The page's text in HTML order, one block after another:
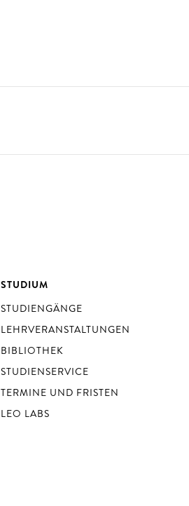
STUDIUM
STUDIENGÄNGE
LEHRVERANSTALTUNGEN
BIBLIOTHEK
STUDIENSERVICE
TERMINE UND FRISTEN
LEO LABS